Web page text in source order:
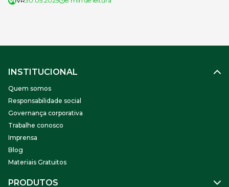
INSTITUCIONAL
Quem somos
Responsabilidade social
Governança corporativa
Trabalhe conosco
Imprensa
Blog
Materiais Gratuitos
PRODUTOS